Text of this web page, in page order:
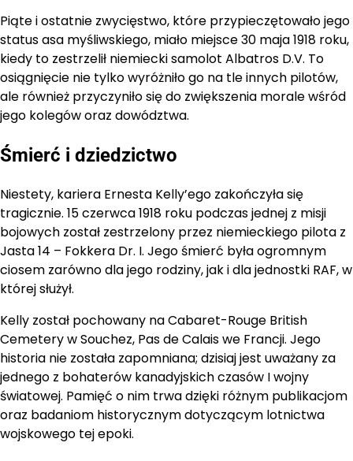
Piąte i ostatnie zwycięstwo, które przypieczętowało jego
status asa myśliwskiego, miało miejsce 30 maja 1918 roku,
kiedy to zestrzelił niemiecki samolot Albatros D.V. To
osiągnięcie nie tylko wyróżniło go na tle innych pilotów,
ale również przyczyniło się do zwiększenia morale wśród
jego kolegów oraz dowództwa.
Śmierć i dziedzictwo
Niestety, kariera Ernesta Kelly’ego zakończyła się
tragicznie. 15 czerwca 1918 roku podczas jednej z misji
bojowych został zestrzelony przez niemieckiego pilota z
Jasta 14 – Fokkera Dr. I. Jego śmierć była ogromnym
ciosem zarówno dla jego rodziny, jak i dla jednostki RAF, w
której służył.
Kelly został pochowany na Cabaret-Rouge British
Cemetery w Souchez, Pas de Calais we Francji. Jego
historia nie została zapomniana; dzisiaj jest uważany za
jednego z bohaterów kanadyjskich czasów I wojny
światowej. Pamięć o nim trwa dzięki różnym publikacjom
oraz badaniom historycznym dotyczącym lotnictwa
wojskowego tej epoki.